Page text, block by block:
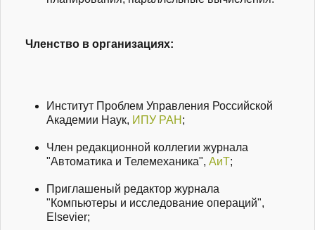
Членство в организациях:
Институт Проблем Управления Российской
Академии Наук, ИПУ РАН ;
Член редакционной коллегии журнала
"Автоматика и Телемеханика", АиТ;
Приглашеный редактор журнала
"Компьютеры и исследование операций",
Elsevier;